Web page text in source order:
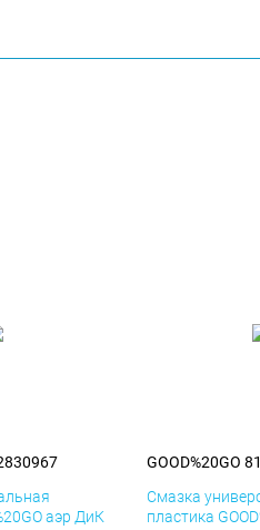
аэр ДиК
GOOD%20GO
Смазка
пластика